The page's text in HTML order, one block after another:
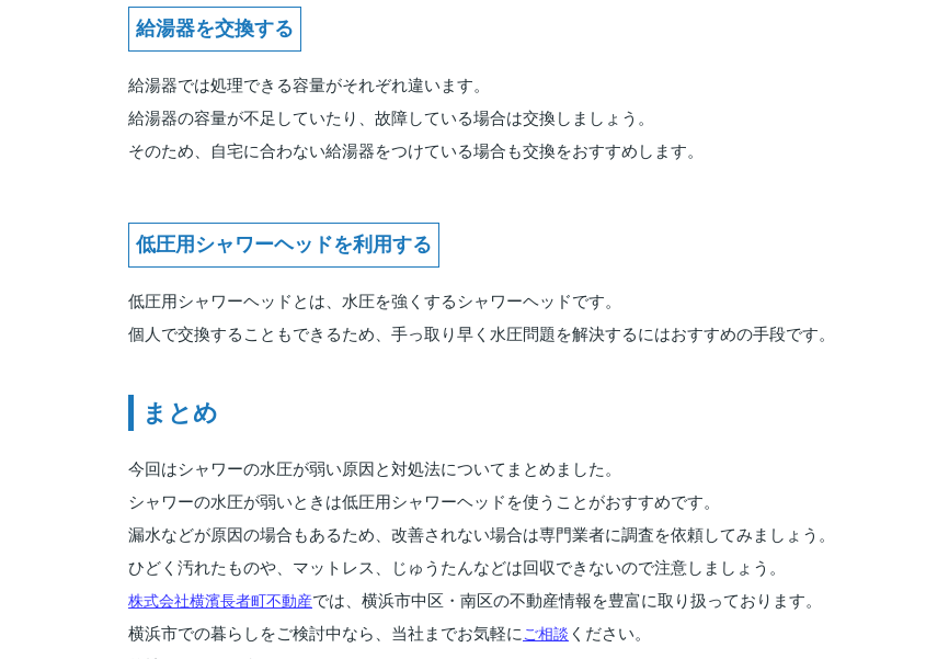
給湯器を交換する
給湯器では処理できる容量がそれぞれ違います。
給湯器の容量が不足していたり、故障している場合は交換しましょう。
そのため、自宅に合わない給湯器をつけている場合も交換をおすすめします。
低圧用シャワーヘッドを利用する
低圧用シャワーヘッドとは、水圧を強くするシャワーヘッドです。
個人で交換することもできるため、手っ取り早く水圧問題を解決するにはおすすめの手段です。
まとめ
今回はシャワーの水圧が弱い原因と対処法についてまとめました。
シャワーの水圧が弱いときは低圧用シャワーヘッドを使うことがおすすめです。
漏水などが原因の場合もあるため、改善されない場合は専門業者に調査を依頼してみましょう。
ひどく汚れたものや、マットレス、じゅうたんなどは回収できないので注意しましょう。
株式会社横濱長者町不動産では、横浜市中区・南区の不動産情報を豊富に取り扱っております。
横浜市での暮らしをご検討中なら、当社までお気軽に ご相談 ください。